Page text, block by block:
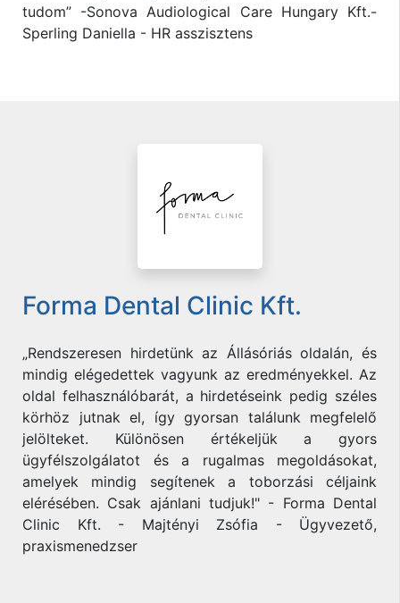
tudom” -Sonova Audiological Care Hungary Kft.-
Sperling Daniella - HR asszisztens
Forma Dental Clinic Kft.
„Rendszeresen hirdetünk az Állásóriás oldalán, és
mindig elégedettek vagyunk az eredményekkel. Az
oldal felhasználóbarát, a hirdetéseink pedig széles
körhöz jutnak el, így gyorsan találunk megfelelő
jelölteket. Különösen értékeljük a gyors
ügyfélszolgálatot és a rugalmas megoldásokat,
amelyek mindig segítenek a toborzási céljaink
elérésében. Csak ajánlani tudjuk!" - Forma Dental
Clinic Kft. - Majtényi Zsófia - Ügyvezető,
praxismenedzser